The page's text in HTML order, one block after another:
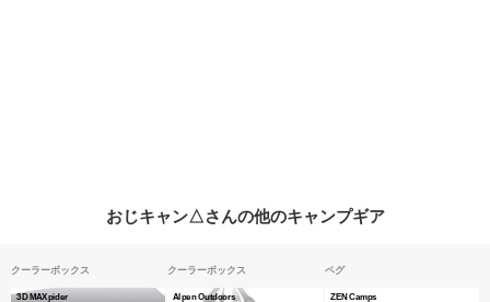
おじキャン△さんの他のキャンプギア
クーラーボックス
3D MAXpider
クーラーボックス
Alpen Outdoors
ペグ
ZEN Camps